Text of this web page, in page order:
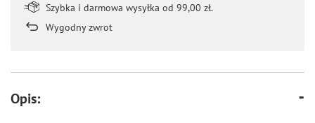
Szybka i darmowa wysyłka od 99,00 zł.
Wygodny zwrot
Opis: